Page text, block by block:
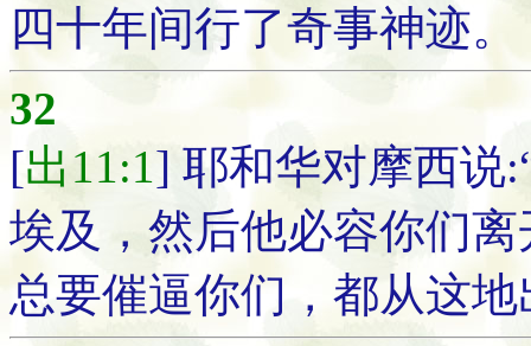
四十年间行了奇事神迹。
32
[出11:1] 耶和华对摩西说
埃及，然后他必容你们
总要催逼你们，都从这地